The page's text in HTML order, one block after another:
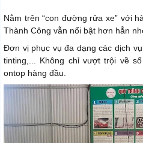
Nằm trên “con đường rửa xe” với
Thành Công vẫn nổi bật hơn hẳn
Đơn vị phục vụ đa dạng các dịch
tinting,... Không chỉ vượt trội về
ontop hàng đầu.